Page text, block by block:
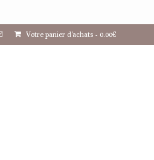
Votre panier d'achats - 0.00€